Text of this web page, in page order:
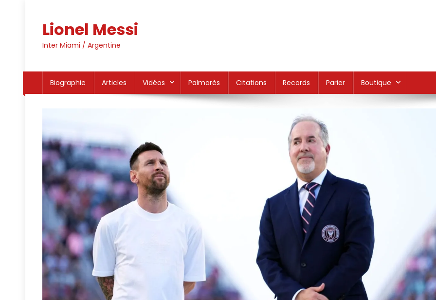
Lionel Messi
Inter Miami / Argentine
Biographie Articles Vidéos Palmarès Citations Records Parier Boutique